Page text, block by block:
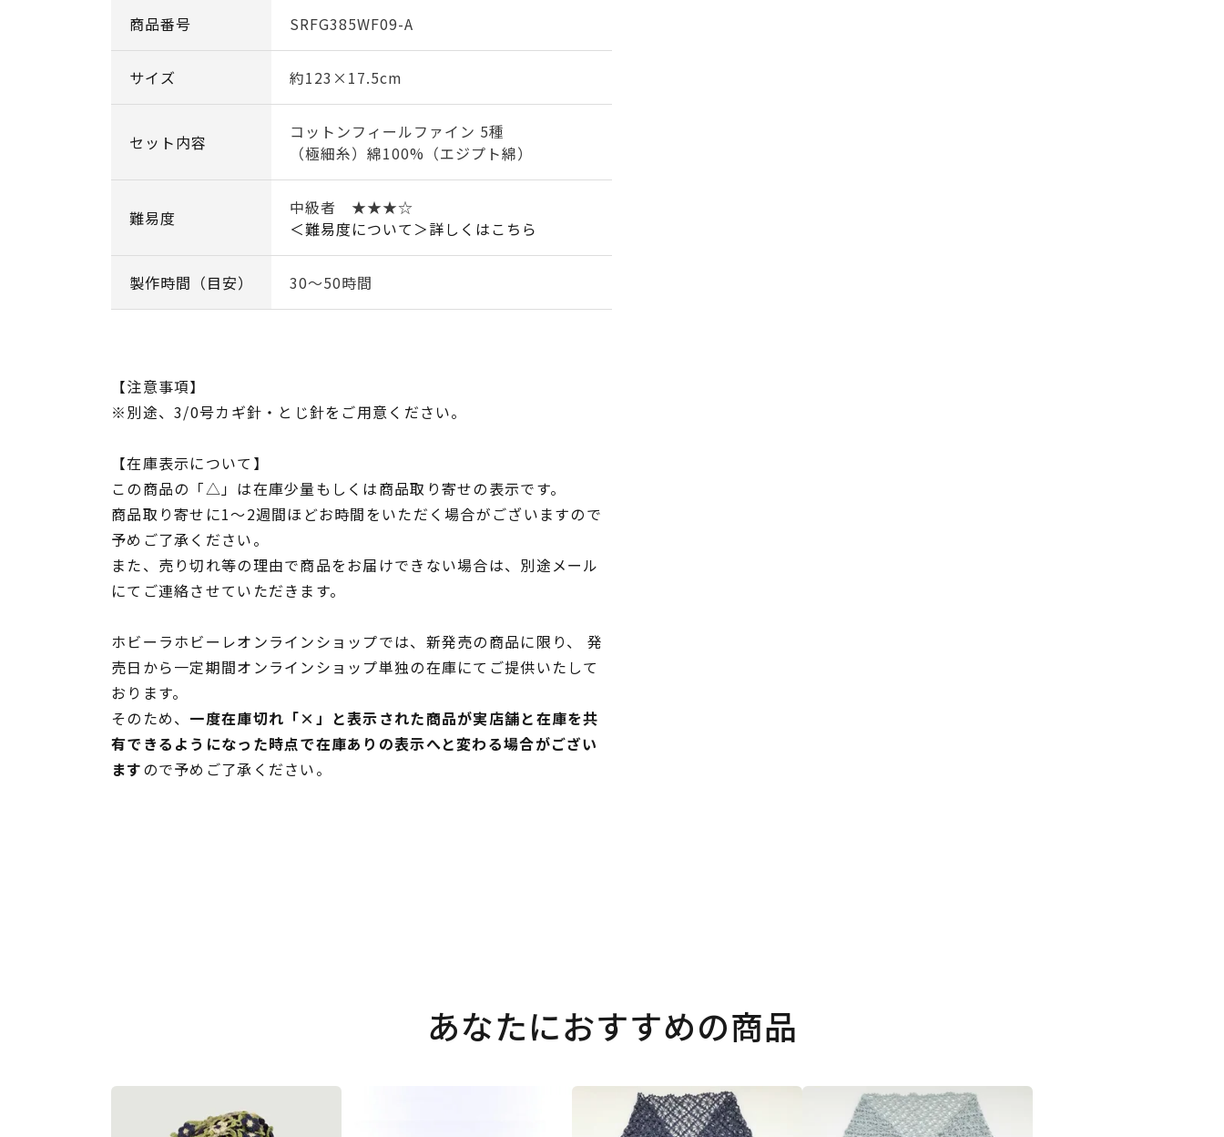
商品番号 SRFG385WF09-A
サイズ 約123×17.5cm
セット内容
コットンフィールファイン 5種
（極細糸）綿100%（エジプト綿）
難易度
中級者 ★★★☆
＜難易度について＞詳しくはこちら
製作時間（目安） 30～50時間
【注意事項】
※別途、3/0号カギ針・とじ針をご用意ください。
【在庫表示について】
この商品の「△」は在庫少量もしくは商品取り寄せの表示です。
商品取り寄せに1～2週間ほどお時間をいただく場合がございますので
予めご了承ください。
また、売り切れ等の理由で商品をお届けできない場合は、別途メール
にてご連絡させていただきます。
ホビーラホビーレオンラインショップでは、新発売の商品に限り、 発
売日から一定期間オンラインショップ単独の在庫にてご提供いたして
おります。
そのため、 一度在庫切れ「×」と表示された商品が実店舗と在庫を共
有できるようになった時点で在庫ありの表示へと変わる場合がござい
ますので予めご了承ください。
あなたにおすすめの商品